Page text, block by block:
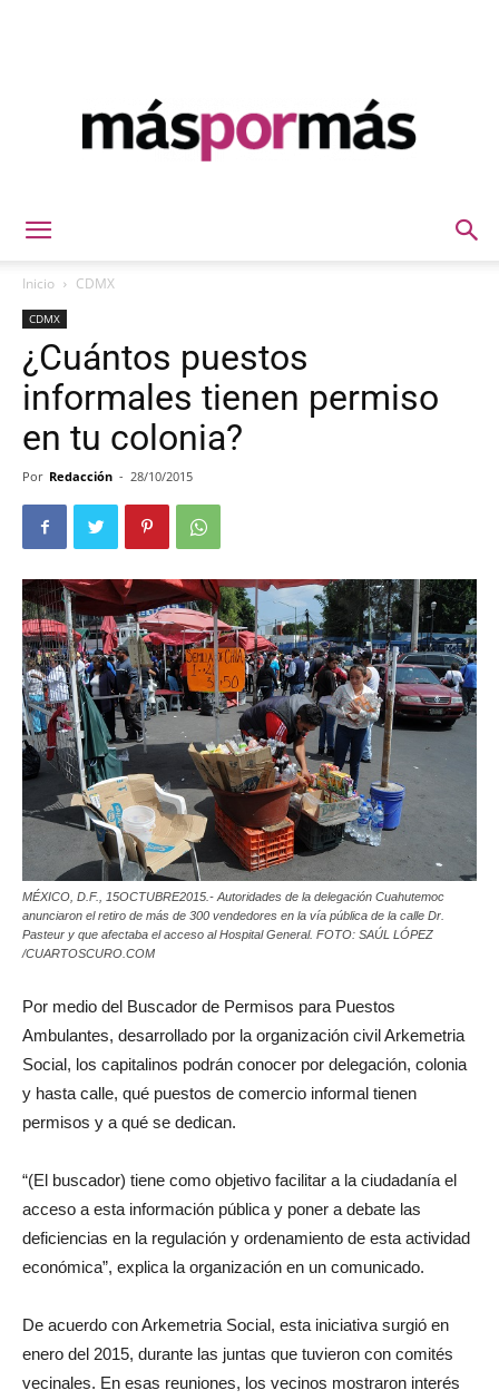
Inicio CDMX
CDMX
¿Cuántos puestos
informales tienen permiso
en tu colonia?
Por Redacción - 28/10/2015
MÉXICO, D.F., 15OCTUBRE2015.- Autoridades de la delegación Cuahutemoc
anunciaron el retiro de más de 300 vendedores en la vía pública de la calle Dr.
Pasteur y que afectaba el acceso al Hospital General. FOTO: SAÚL LÓPEZ
/CUARTOSCURO.COM
Por medio del Buscador de Permisos para Puestos
Ambulantes, desarrollado por la organización civil Arkemetria
Social, los capitalinos podrán conocer por delegación, colonia
y hasta calle, qué puestos de comercio informal tienen
permisos y a qué se dedican.
“(El buscador) tiene como objetivo facilitar a la ciudadanía el
acceso a esta información pública y poner a debate las
deficiencias en la regulación y ordenamiento de esta actividad
económica”, explica la organización en un comunicado.
De acuerdo con Arkemetria Social, esta iniciativa surgió en
enero del 2015, durante las juntas que tuvieron con comités
vecinales. En esas reuniones, los vecinos mostraron interés